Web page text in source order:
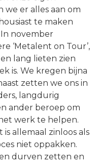
we er alles aan om
te maken
november
‘Metalent on Tour’,
lang lieten zien
is. We kregen bijna
zetten we ons in
langdurig
ander beroep om
werk te helpen.
is allemaal zinloos als
niet oppakken.
durven zetten en